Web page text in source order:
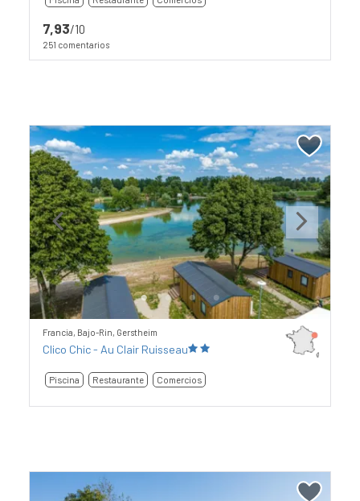
7,93/10
251 comentarios
Previous Next
Francia, Bajo-Rin, Gerstheim
Clico Chic - Au Clair Ruisseau
Piscina Restaurante Comercios